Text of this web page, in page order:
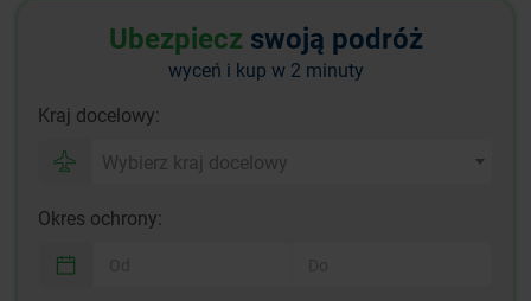
Ubezpiecz swoją podróż
wyceń i kup w 2 minuty
Kraj docelowy:
Wybierz kraj docelowy
Okres ochrony: